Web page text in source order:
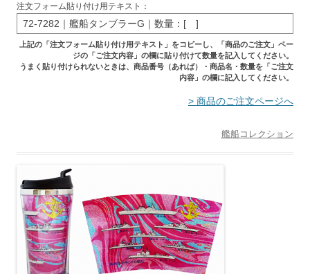
注文フォーム貼り付け用テキスト：
72-7282｜艦船タンブラーG｜数量：[ ]
上記の「注文フォーム貼り付け用テキスト」をコピーし、「商品のご注文」ペー
ジの「ご注文内容」の欄に貼り付けて数量を記入してください。
うまく貼り付けられないときは、商品番号（あれば）・商品名・数量を「ご注文
内容」の欄に記入してください。
> 商品のご注文ページへ
艦船コレクション